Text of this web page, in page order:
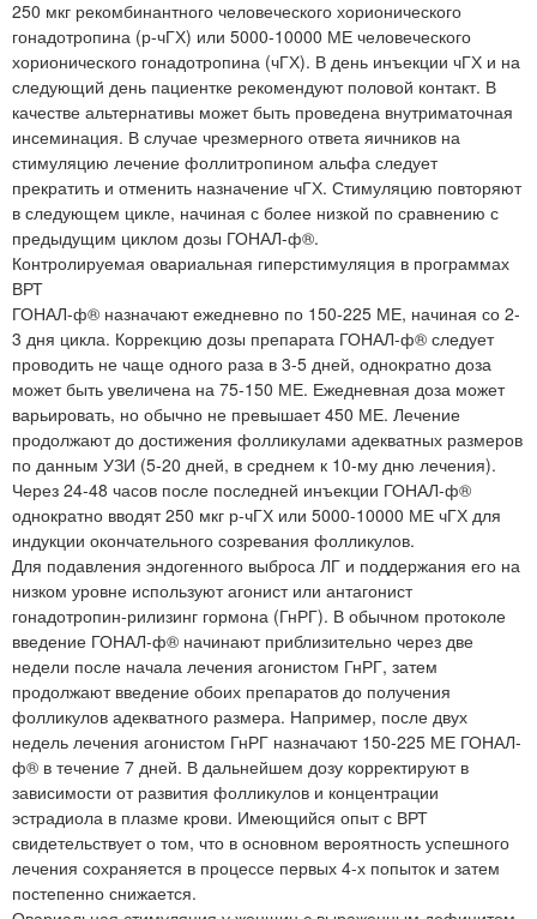
250 мкг рекомбинантного человеческого хорионического
гонадотропина (р-чГХ) или 5000-10000 МЕ человеческого
хорионического гонадотропина (чГХ). В день инъекции чГХ и на
следующий день пациентке рекомендуют половой контакт. В
качестве альтернативы может быть проведена внутриматочная
инсеминация. В случае чрезмерного ответа яичников на
стимуляцию лечение фоллитропином альфа следует
прекратить и отменить назначение чГХ. Стимуляцию повторяют
в следующем цикле, начиная с более низкой по сравнению с
предыдущим циклом дозы ГОНАЛ-ф®.
Контролируемая овариальная гиперстимуляция в программах
ВРТ
ГОНАЛ-ф® назначают ежедневно по 150-225 МЕ, начиная со 2-
3 дня цикла. Коррекцию дозы препарата ГОНАЛ-ф® следует
проводить не чаще одного раза в 3-5 дней, однократно доза
может быть увеличена на 75-150 МЕ. Ежедневная доза может
варьировать, но обычно не превышает 450 МЕ. Лечение
продолжают до достижения фолликулами адекватных размеров
по данным УЗИ (5-20 дней, в среднем к 10-му дню лечения).
Через 24-48 часов после последней инъекции ГОНАЛ-ф®
однократно вводят 250 мкг р-чГХ или 5000-10000 МЕ чГХ для
индукции окончательного созревания фолликулов.
Для подавления эндогенного выброса ЛГ и поддержания его на
низком уровне используют агонист или антагонист
гонадотропин-рилизинг гормона (ГнРГ). В обычном протоколе
введение ГОНАЛ-ф® начинают приблизительно через две
недели после начала лечения агонистом ГнРГ, затем
продолжают введение обоих препаратов до получения
фолликулов адекватного размера. Например, после двух
недель лечения агонистом ГнРГ назначают 150-225 МЕ ГОНАЛ-
ф® в течение 7 дней. В дальнейшем дозу корректируют в
зависимости от развития фолликулов и концентрации
эстрадиола в плазме крови. Имеющийся опыт с ВРТ
свидетельствует о том, что в основном вероятность успешного
лечения сохраняется в процессе первых 4-х попыток и затем
постепенно снижается.